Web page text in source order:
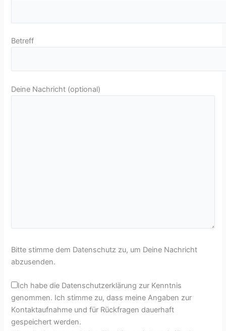
Betreff
Deine Nachricht (optional)
Bitte stimme dem Datenschutz zu, um Deine Nachricht
abzusenden.
Ich habe die Datenschutzerklärung zur Kenntnis
genommen. Ich stimme zu, dass meine Angaben zur
Kontaktaufnahme und für Rückfragen dauerhaft
gespeichert werden.